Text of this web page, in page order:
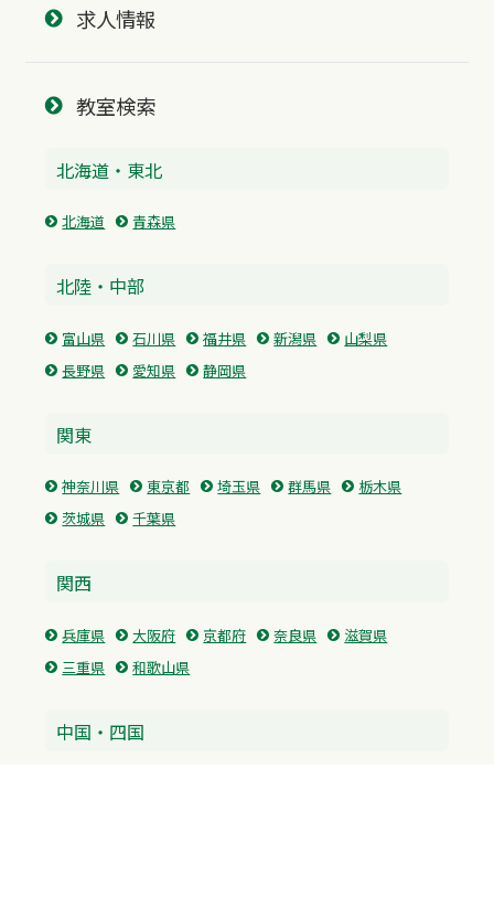
求人情報
教室検索
北海道・東北
北海道 青森県
北陸・中部
富山県 石川県 福井県 新潟県
山梨県
長野県
愛知県 静岡県
関東
神奈川県 東京都 埼玉県 群馬県
栃木県
茨城県
千葉県
関西
兵庫県 大阪府 京都府 奈良県
滋賀県
三重県
和歌山県
中国・四国